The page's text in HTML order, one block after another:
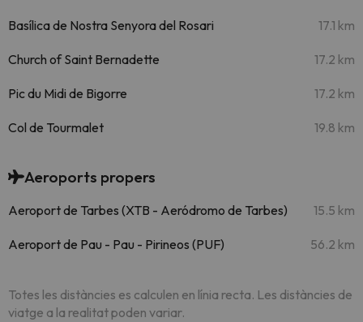
Basílica de Nostra Senyora del Rosari 17.1 km
Church of Saint Bernadette 17.2 km
Pic du Midi de Bigorre 17.2 km
Col de Tourmalet 19.8 km
Aeroports propers
Aeroport de Tarbes (XTB - Aeródromo de Tarbes) 15.5 km
Aeroport de Pau - Pau - Pirineos (PUF) 56.2 km
Totes les distàncies es calculen en línia recta. Les distàncies de
viatge a la realitat poden variar.